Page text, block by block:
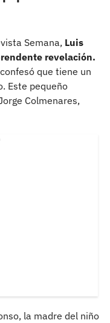
Semana, Luis
revelación.
que tiene un
Este pequeño
Colmenares,
la madre del niño